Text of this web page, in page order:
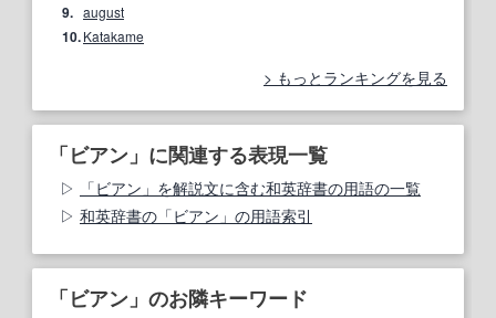
9. august
10.Katakame
もっとランキングを見る
「ビアン」に関連する表現一覧
「ビアン」を解説文に含む和英辞書の用語の一覧
和英辞書の「ビアン」の用語索引
「ビアン」のお隣キーワード